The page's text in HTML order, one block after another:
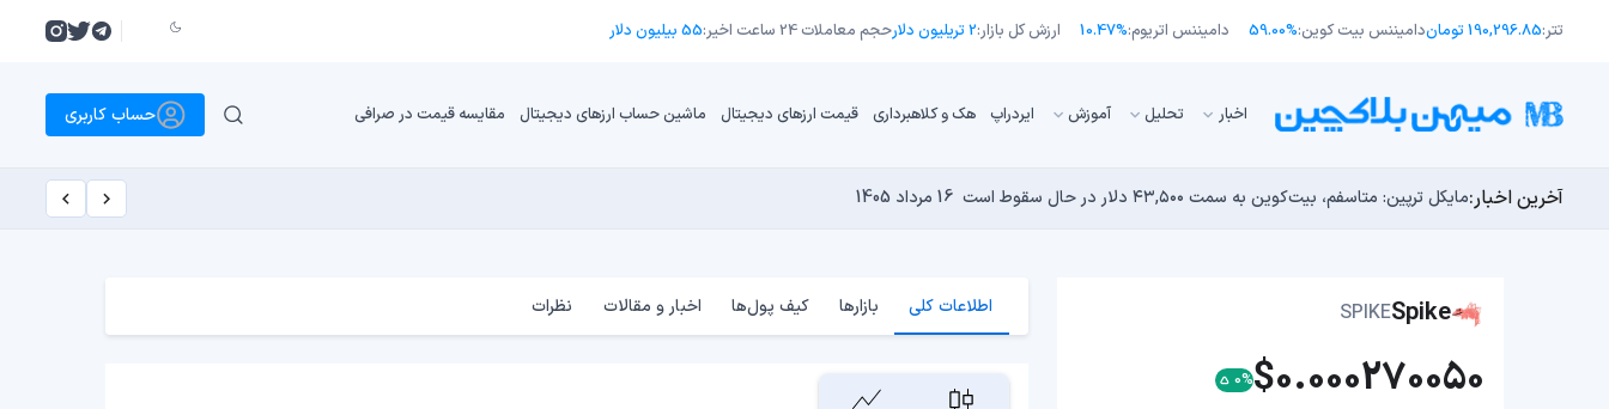
تتر:190,296.85 تومان دامیننس بیت کوین:59.00% دامیننس اتریوم:10.47% ارزش کل بازار:2 تریلیون دلار حجم معاملات 24 ساعت اخیر: 55 بیلیون دلار
اﺧﺒﺎر تحلیل آموزش ایردراپ هک و کلاهبرداری قیمت ارزهای دیجیتال ماشین حساب ارزهای دیجیتال مقایسه قیمت در صرافی حساب کاربری
آخرین اخبار:مایکل ترپین: متاسفم، بیت‌کوین به سمت ۴۳,۵۰۰ دلار در حال سقوط است 16 مرداد 1405 توسعه‌دهندگان بیت‌کوین ۸۵ باگ بحرانی را در یک وضعیت «فوق‌العاده بد» شناسایی کردند
اوج‌گیری طلا با تقاضای چین؛ چرا قیمت بیت کوین در ۶۴ هزار دلار درجا می‌زند؟ 15 مرداد 1405
بدترین نمودار برای گاوهای بیت کوین؛ آیا دوران رالی‌های نجومی به پایان رسیده است؟ 14 مرداد 1405 انتقال ۶۶ میلیون دلاری بیت کوین توسط مایکرواستراتژی؛ آیا فشار فروش جدیدی در راه است؟
Spike
SPIKE
$0.000270050
0%
اطلاعات کلی بازارها کیف پول‌ها اخبار و مقالات نظرات